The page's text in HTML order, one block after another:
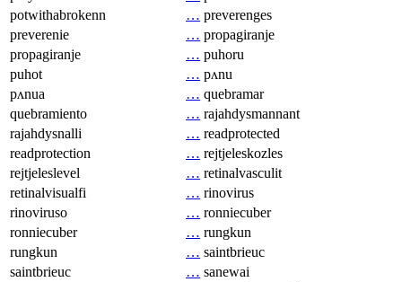
potwithabrokenn
… preverenges
preverenie
… propagiranje
propagiranje
… puhoru
puhot
… pʌnu
pʌnua
… quebramar
quebramiento
… rajahdysmannant
rajahdysnalli
… readprotected
readprotection
… rejtjeleskozles
rejtjeleslevel
… retinalvasculit
retinalvisualfi
… rinovirus
rinoviruso
… ronniecuber
ronniecuber
… rungkun
rungkun
… saintbrieuc
saintbrieuc
… sanewai